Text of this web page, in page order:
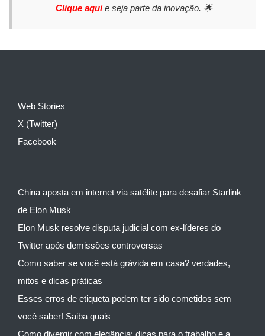
Clique aquie seja parte da inovação. 🌟
Web Stories
X (Twitter)
Facebook
China aposta em internet via satélite para desafiar Starlink
de Elon Musk
Elon Musk resolve disputa judicial com ex-líderes do
Twitter após demissões controversas
Como saber se você está grávida em casa? verdades,
mitos e dicas práticas
Esses erros de etiqueta podem ter sido cometidos sem
você saber! Saiba quais
Como divergir com elegância: dicas para o trabalho e a